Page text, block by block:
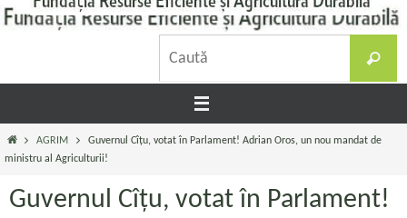
Caută
Prima
pagină
AGRIM
Guvernul Cîțu, votat în Parlament! Adrian Oros, un nou mandat de
ministru al Agriculturii!
Guvernul Cîțu, votat în Parlament!